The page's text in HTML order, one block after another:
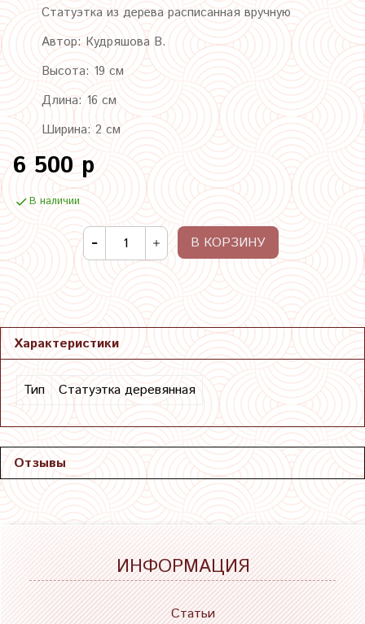
Статуэтка из дерева расписанная вручную
Автор: Кудряшова В.
Высота: 19 см
Длина: 16 см
Ширина: 2 см
6 500 р
В наличии
В КОРЗИНУ
Характеристики
Тип Статуэтка деревянная
Отзывы
ИНФОРМАЦИЯ
Статьи